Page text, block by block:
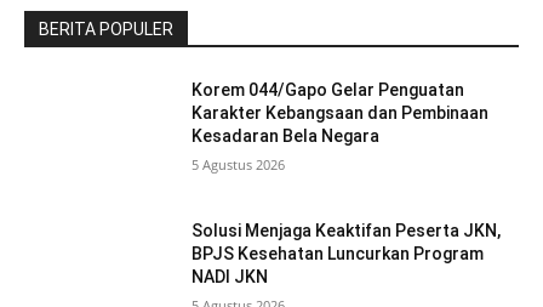
BERITA POPULER
Korem 044/Gapo Gelar Penguatan
Karakter Kebangsaan dan Pembinaan
Kesadaran Bela Negara
5 Agustus 2026
Solusi Menjaga Keaktifan Peserta JKN,
BPJS Kesehatan Luncurkan Program
NADI JKN